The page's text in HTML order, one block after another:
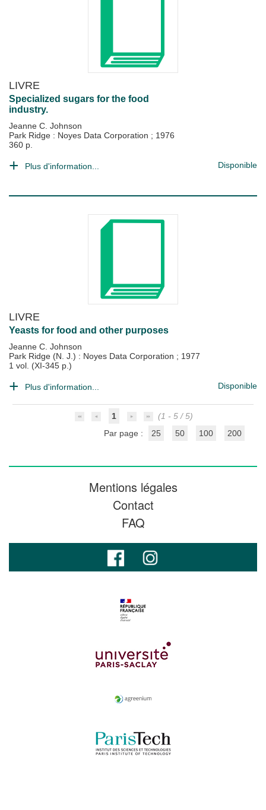
LIVRE
Specialized sugars for the food
industry.
Jeanne C. Johnson
Park Ridge : Noyes Data Corporation ; 1976
360 p.
Plus d'information... Disponible
LIVRE
Yeasts for food and other purposes
Jeanne C. Johnson
Park Ridge (N. J.) : Noyes Data Corporation ; 1977
1 vol. (XI-345 p.)
Plus d'information... Disponible
1
(1 - 5 / 5)
Par page :
25 50 100 200
Mentions légales
Contact
FAQ